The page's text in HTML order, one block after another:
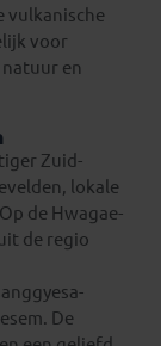
vulkanische
voor
en
Zuid-
lokale
de Hwagae-
de regio
De